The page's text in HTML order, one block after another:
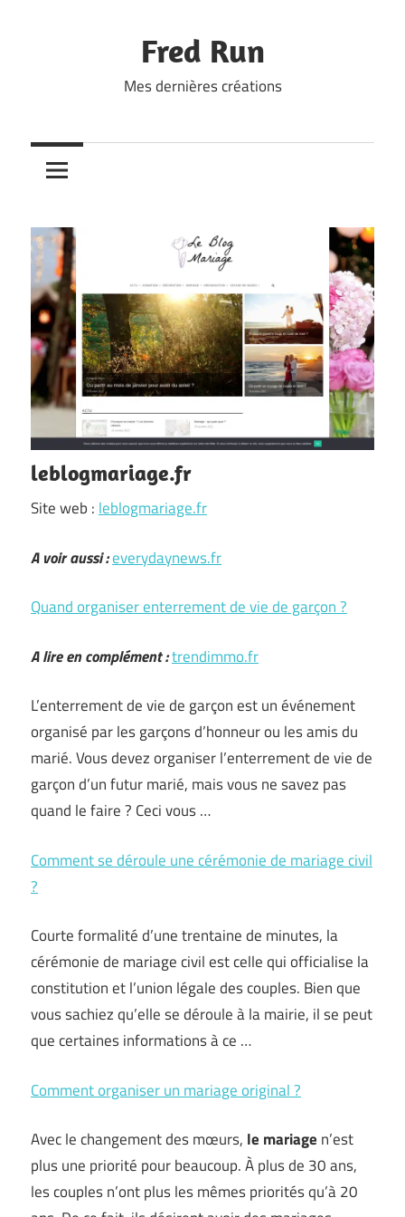
Fred Run
Mes dernières créations
leblogmariage.fr
Site web : leblogmariage.fr
A voir aussi :everydaynews.fr
Quand organiser enterrement de vie de garçon ?
A lire en complément :trendimmo.fr
L’enterrement de vie de garçon est un événement
organisé par les garçons d’honneur ou les amis du
marié. Vous devez organiser l’enterrement de vie de
garçon d’un futur marié, mais vous ne savez pas
quand le faire ? Ceci vous …
Comment se déroule une cérémonie de mariage civil
?
Courte formalité d’une trentaine de minutes, la
cérémonie de mariage civil est celle qui officialise la
constitution et l’union légale des couples. Bien que
vous sachiez qu’elle se déroule à la mairie, il se peut
que certaines informations à ce …
Comment organiser un mariage original ?
Avec le changement des mœurs, le mariage n’est
plus une priorité pour beaucoup. À plus de 30 ans,
les couples n’ont plus les mêmes priorités qu’à 20